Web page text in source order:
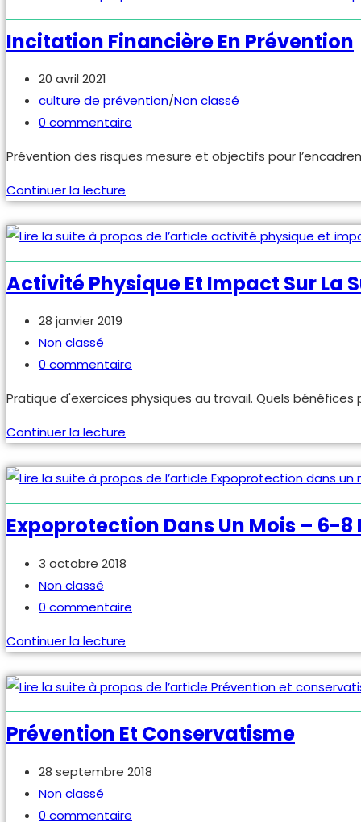
Incitation Financière En Prévention
Publication
publiée :
20 avril 2021
Post
category:
culture de prévention/Non classé
Commentaires
la
publication :
0 commentaire
Prévention des risques mesure et objectifs pour
Continuer la lecture
en
Activité Physique Et Impact Sur La
Publication
publiée :
28 janvier 2019
Post
category:
Non classé
Commentaires
la
publication :
0 commentaire
Pratique d'exercices physiques au travail. Quels
Continuer la lecture
et
sur
la
survenue
TMS
l’INRS
tranche
et
donne
des
Expoprotection Dans Un Mois – 6-8
Publication
publiée :
3 octobre 2018
Post
category:
Non classé
Commentaires
la
publication :
0 commentaire
Continuer la lecture
dans
un
–
6-
8
2018
Prévention Et Conservatisme
Publication
publiée :
28 septembre 2018
Post
category:
Non classé
Commentaires
0 commentaire